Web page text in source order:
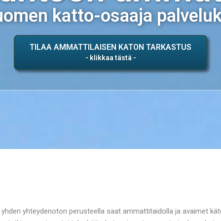
katto-osaaja
TILAA AMMATTILAISEN KATON TARKASTUS
yhteydenoton perusteella saat ammattitaidolla ja avaimet